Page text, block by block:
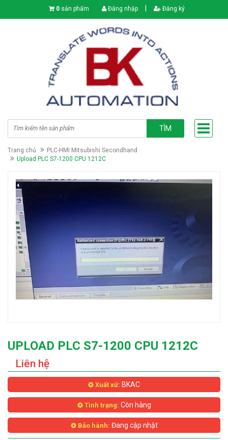
0 sản phẩm Đăng nhập Đăng ký
TÌM
Trang chủ
PLC-HMI Mitsubishi Secondhand
Upload PLC S7-1200 CPU 1212C
UPLOAD PLC S7-1200 CPU 1212C
Liên hệ
Xuất xứ: BKAC
Tình trạng: Còn hàng
Bảo hành: Đang cập nhật